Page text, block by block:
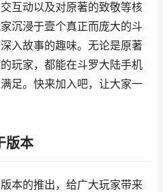
互动以及对原著的致敬等核
沉浸于壹个真正而庞大的斗
入故事的趣味。无论是原著
玩家，都能在斗罗大陆手机
足。快来加入吧，让大家一
版本
本的推出，给广大玩家带来